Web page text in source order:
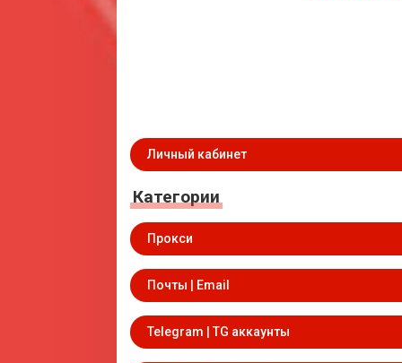
Личный кабинет
Категории
Прокси
Почты | Email
Telegram | TG аккаунты